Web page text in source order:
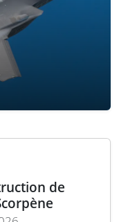
de